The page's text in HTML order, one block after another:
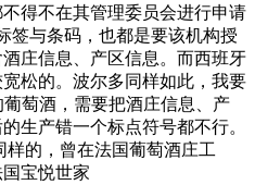
得不在其管理委员会进行申请
签与条码，也都是要该机构授
庄信息、产区信息。而西班牙
松的。波尔多同样如此，我要
萄酒，需要把酒庄信息、产
生产错一个标点符号都不行。
的，曾在法国葡萄酒庄工
宝悦世家